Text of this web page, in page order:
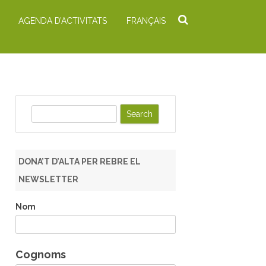
AGENDA D’ACTIVITATS FRANÇAIS
h
DONA’T D’ALTA PER REBRE EL
NEWSLETTER
Nom
Cognoms